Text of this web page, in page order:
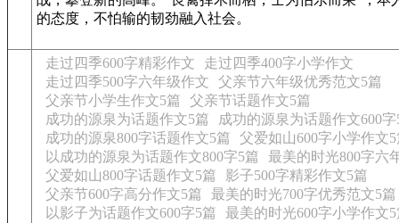
的态度，不怕输的韧劲融入社会。
走过四季600字精彩作文
走过四季400字小学作文
走过四季500字六年级作文
父亲节六年级优秀范文5篇
父亲节小学生作文5篇
父亲节话题作文5篇
成功的源泉为话题作文5篇
成功的源泉为话题作文600字
成功的源泉800字话题作文5篇
父爱如山600字小学作文
以成功的源泉为话题作文800字5篇
最美的时光800字六
父爱如山800字话题作文5篇
影子500字精彩作文5篇
父亲节600字高分作文5篇
最美的时光700字优秀范文5篇
以影子为话题作文600字5篇
最美的时光600字小学作文